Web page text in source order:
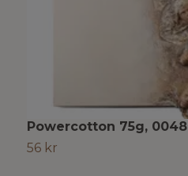
Powercotton 75g, 0048
56 kr